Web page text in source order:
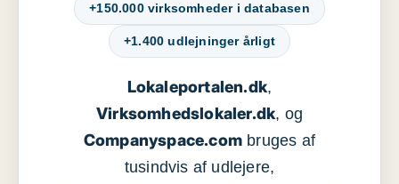
+150.000 virksomheder i databasen
+1.400 udlejninger årligt
Lokaleportalen.dk,
Virksomhedslokaler.dk, og
Companyspace.com bruges af
tusindvis af udlejere,